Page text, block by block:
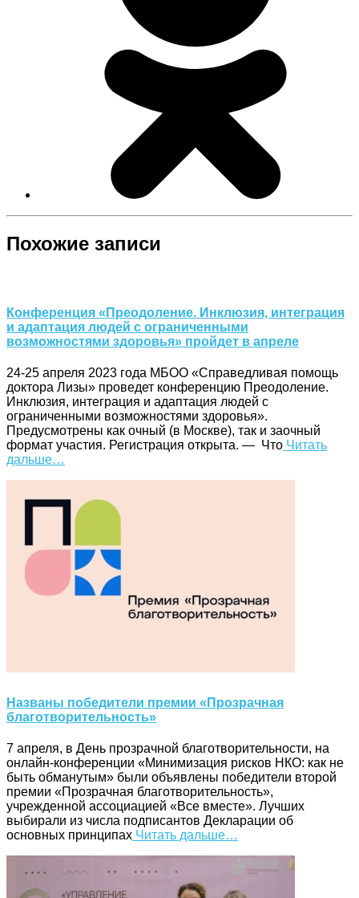
Похожие записи
Конференция «Преодоление. Инклюзия, интеграция
и адаптация людей с ограниченными
возможностями здоровья» пройдет в апреле
24-25 апреля 2023 года МБОО «Справедливая помощь
доктора Лизы» проведет конференцию Преодоление.
Инклюзия, интеграция и адаптация людей с
ограниченными возможностями здоровья».
Предусмотрены как очный (в Москве), так и заочный
формат участия. Регистрация открыта. — Что Читать
дальше…
Названы победители премии «Прозрачная
благотворительность»
7 апреля, в День прозрачной благотворительности, на
онлайн-конференции «Минимизация рисков НКО: как не
быть обманутым» были объявлены победители второй
премии «Прозрачная благотворительность»,
учрежденной ассоциацией «Все вместе». Лучших
выбирали из числа подписантов Декларации об
основных принципах Читать дальше…